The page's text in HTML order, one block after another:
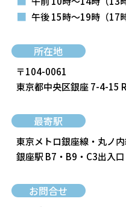
■ 午後 15時～19時 （17
所在地
〒104-0061
東京都中央区銀座 7-4-15
最寄駅
東京メトロ銀座線・丸ノ
銀座駅 B7・B9・C3出入
お問合せ